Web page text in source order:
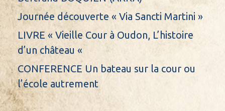
Journée découverte « Via Sancti Martini »
LIVRE « Vieille Cour à Oudon, L’histoire
d’un château «
CONFERENCE Un bateau sur la cour ou
l’école autrement